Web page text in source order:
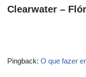
Clearwater –
Pingback: O que fazer